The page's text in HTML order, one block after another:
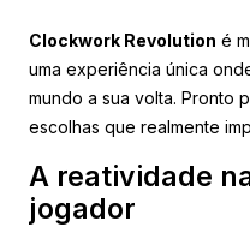
Clockwork Revolution é
uma experiência única
mundo a sua volta. Pronto
escolhas que realmente
A reatividade
jogador